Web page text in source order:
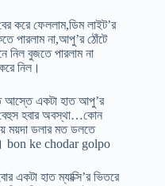
করে ফেললাম,ডিম লাইট’র
পারলাম না,আপু’র ঠোঁটে
নিল বুজতে পারলাম না
নিল।
আস্তে একটা হাত আপু’র
হবার অবস্থা…কোন
ময়দা ডলার মত ডলতে
bon ke chodar golpo
একটা হাত ম্যাক্সি’র ভিতরে